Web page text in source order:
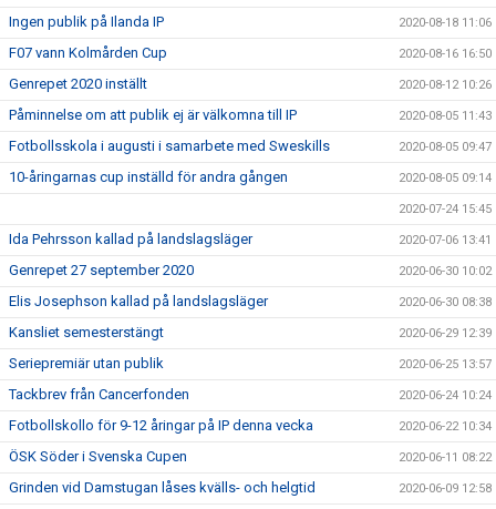
Ingen publik på Ilanda IP 2020-08-18 11:06
F07 vann Kolmården Cup 2020-08-16 16:50
Genrepet 2020 inställt 2020-08-12 10:26
Påminnelse om att publik ej är välkomna till IP 2020-08-05 11:43
Fotbollsskola i augusti i samarbete med Sweskills 2020-08-05 09:47
10-åringarnas cup inställd för andra gången 2020-08-05 09:14
2020-07-24 15:45
Ida Pehrsson kallad på landslagsläger 2020-07-06 13:41
Genrepet 27 september 2020 2020-06-30 10:02
Elis Josephson kallad på landslagsläger 2020-06-30 08:38
Kansliet semesterstängt 2020-06-29 12:39
Seriepremiär utan publik 2020-06-25 13:57
Tackbrev från Cancerfonden 2020-06-24 10:24
Fotbollskollo för 9-12 åringar på IP denna vecka 2020-06-22 10:34
ÖSK Söder i Svenska Cupen 2020-06-11 08:22
Grinden vid Damstugan låses kvälls- och helgtid 2020-06-09 12:58